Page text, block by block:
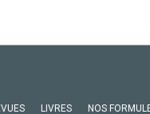
LIVRES NOS